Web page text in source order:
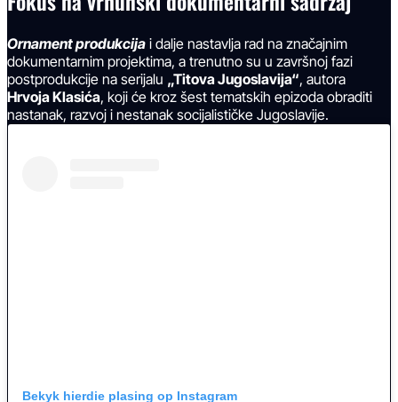
Ornament produkcija i dalje nastavlja rad na značajnim
dokumentarnim projektima, a trenutno su u završnoj fazi
postprodukcije na serijalu „Titova Jugoslavija“, autora
Hrvoja Klasića, koji će kroz šest tematskih epizoda obraditi
nastanak, razvoj i nestanak socijalističke Jugoslavije.
Bekyk hierdie plasing op Instagram